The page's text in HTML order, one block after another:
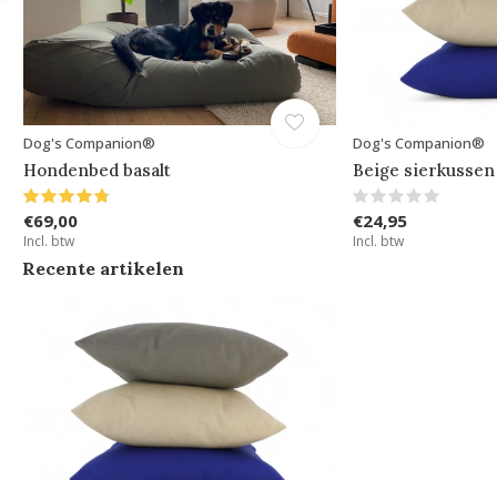
Dog's Companion®
Hondenbed basalt
€69,00
Incl. btw
Dog's Companion®
Beige sierkussen
€24,95
Incl. btw
Recente artikelen